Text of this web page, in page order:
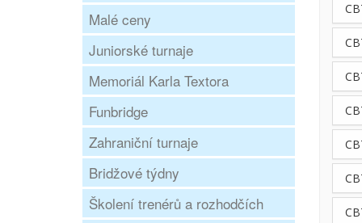
Malé ceny
Juniorské turnaje
Memoriál Karla Textora
Funbridge
Zahraniční turnaje
Bridžové týdny
Školení trenérů a rozhodčích